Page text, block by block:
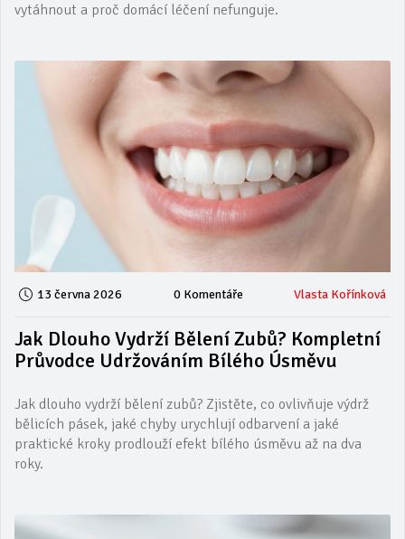
vytáhnout a proč domácí léčení nefunguje.
13 června 2026 0 Komentáře Vlasta Kořínková
Jak Dlouho Vydrží Bělení Zubů? Kompletní
Průvodce Udržováním Bílého Úsměvu
Jak dlouho vydrží bělení zubů? Zjistěte, co ovlivňuje výdrž
bělicích pásek, jaké chyby urychlují odbarvení a jaké
praktické kroky prodlouží efekt bílého úsměvu až na dva
roky.